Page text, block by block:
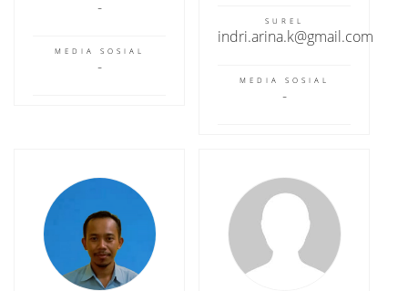
MEDIA SOSIAL
SUREL
indri.arina.k@gmail.com
MEDIA SOSIAL